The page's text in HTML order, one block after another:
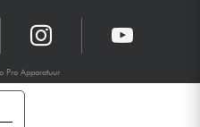
Pro Apparatuur